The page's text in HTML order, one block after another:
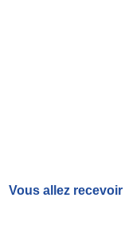
Vous allez recevoir